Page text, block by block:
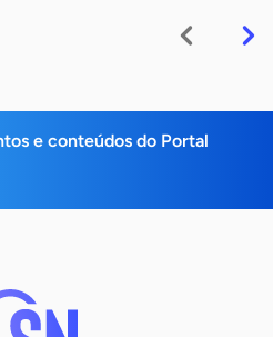
e conteúdos do Portal